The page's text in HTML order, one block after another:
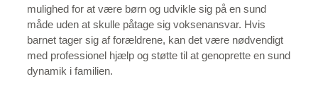
mulighed for at være børn og udvikle sig på en sund
måde uden at skulle påtage sig voksenansvar. Hvis
barnet tager sig af forældrene, kan det være nødvendigt
med professionel hjælp og støtte til at genoprette en sund
dynamik i familien.